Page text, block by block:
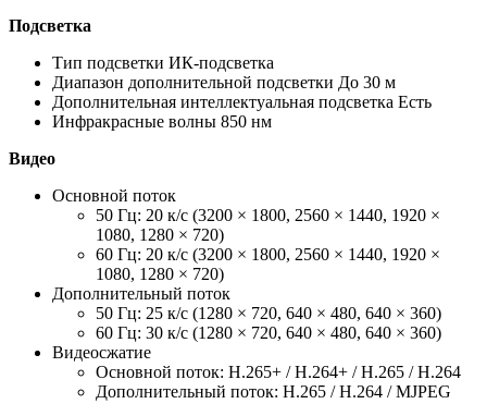
Подсветка
Тип подсветки ИК-подсветка
Диапазон дополнительной подсветки До 30 м
Дополнительная интеллектуальная подсветка Есть
Инфракрасные волны 850 нм
Видео
Основной поток
50 Гц: 20 к/с (3200 × 1800, 2560 × 1440, 1920 ×
1080, 1280 × 720)
60 Гц: 20 к/с (3200 × 1800, 2560 × 1440, 1920 ×
1080, 1280 × 720)
Дополнительный поток
50 Гц: 25 к/с (1280 × 720, 640 × 480, 640 × 360)
60 Гц: 30 к/с (1280 × 720, 640 × 480, 640 × 360)
Видеосжатие
Основной поток: H.265+ / H.264+ / H.265 / H.264
Дополнительный поток: H.265 / H.264 / MJPEG